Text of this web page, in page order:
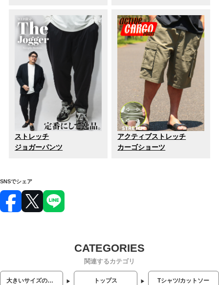
ストレッチ
ジョガーパンツ
アクティブストレッチ
カーゴショーツ
SNSでシェア
関連するカテゴリ
大きいサイズのメンズ服 トップス Tシャツ/カットソー